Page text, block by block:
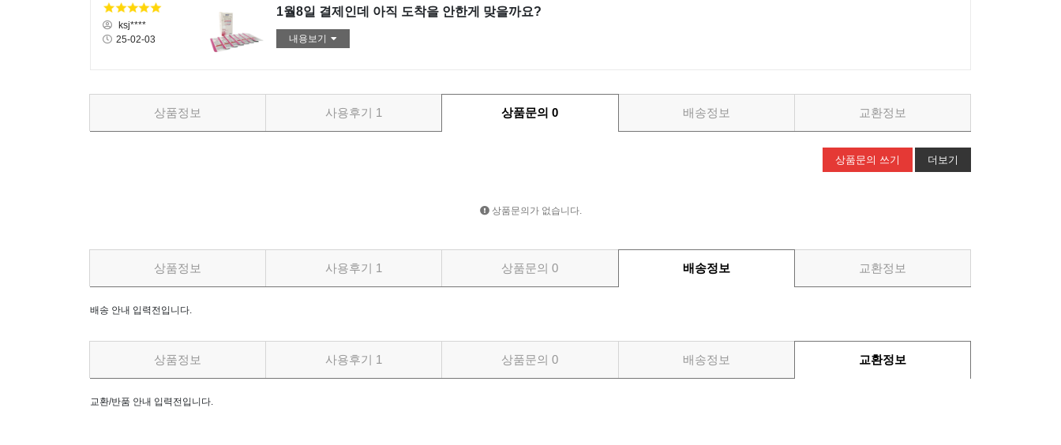
1월8일 결제인데 아직 도착을 안한게 맞을까요?
내용보기
ksj****
25-02-03
상품정보 사용후기 1 상품문의0 배송정보 교환정보
상품문의 쓰기 더보기
상품문의가 없습니다.
상품정보 사용후기 1 상품문의0 배송정보 교환정보
배송 안내 입력전입니다.
상품정보 사용후기 1 상품문의0 배송정보 교환정보
교환/반품 안내 입력전입니다.